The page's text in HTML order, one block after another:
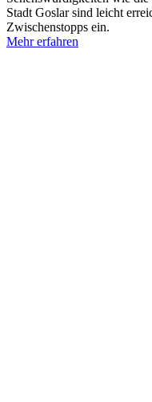
Stadt Goslar sind leicht
Zwischenstopps ein.
Mehr erfahren